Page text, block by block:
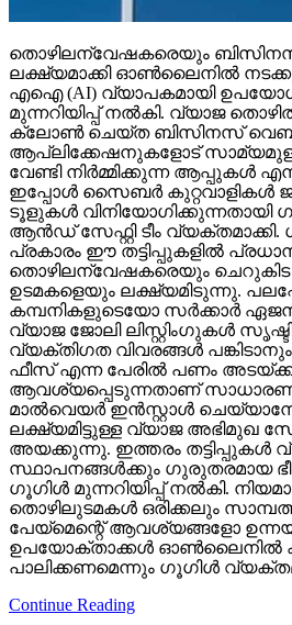
തൊഴിലന്വേഷകരെയും
ലക്ഷ്യമാക്കി ഓണ്‍ലൈനില്‍
എഐ (AI) വ്യാപകമായി
മുന്നറിയിപ്പ് നല്‍കി. വ്യാജ
ക്ലോണ്‍ ചെയ്ത ബിസിനസ്
ആപ്ലിക്കേഷനുകളോട് സാമ്യമുള്ള
വേണ്ടി നിര്‍മ്മിക്കുന്ന ആപ്പുകള്‍
ഇപ്പോള്‍ സൈബര്‍ കുറ്റവാളികള്‍
ടൂളുകള്‍ വിനിയോഗിക്കുന്നതായി
ആന്‍ഡ് സേഫ്റ്റി ടീം വ്യക്തമാക്കി.
പ്രകാരം ഈ തട്ടിപ്പുകളില്‍
തൊഴിലന്വേഷകരെയും
ഉടമകളെയും ലക്ഷ്യമിടുന്നു.
കമ്പനികളുടെയോ സര്‍ക്കാര്‍
വ്യാജ ജോലി ലിസ്റ്റിംഗുകള്‍
വ്യക്തിഗത വിവരങ്ങള്‍
ഫീസ് എന്ന പേരില്‍ പണം
ആവശ്യപ്പെടുന്നതാണ് സാധാരണ
മാല്‍വെയര്‍ ഇന്‍സ്റ്റാള്‍
ലക്ഷ്യമിട്ടുള്ള വ്യാജ അഭിമുഖ
അയക്കുന്നു. ഇത്തരം തട്ടിപ്പുകള്‍
സ്ഥാപനങ്ങള്‍ക്കും ഗുരുതരമായ
ഗൂഗിള്‍ മുന്നറിയിപ്പ് നല്‍കി.
തൊഴിലുടമകള്‍ ഒരിക്കലും
പേയ്‌മെന്റെ് ആവശ്യങ്ങളോ
ഉപയോക്താക്കള്‍ ഓണ്‍ലൈനില്‍
പാലിക്കണമെന്നും ഗൂഗിള്‍
Continue Reading